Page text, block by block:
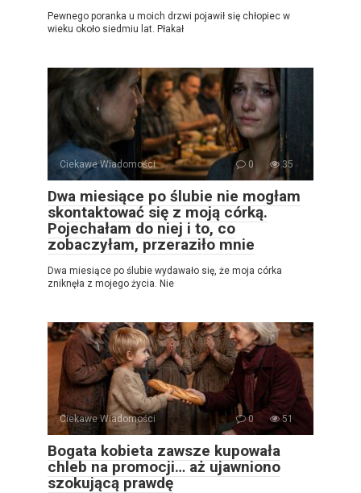
Pewnego poranka u moich drzwi pojawił się chłopiec w
wieku około siedmiu lat. Płakał
Ciekawe Wiadomości 0 35
Dwa miesiące po ślubie nie mogłam
skontaktować się z moją córką.
Pojechałam do niej i to, co
zobaczyłam, przeraziło mnie
Dwa miesiące po ślubie wydawało się, że moja córka
zniknęła z mojego życia. Nie
Ciekawe Wiadomości 0 51
Bogata kobieta zawsze kupowała
chleb na promocji… aż ujawniono
szokującą prawdę